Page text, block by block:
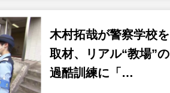
木村拓哉が警察学校を
取材、リアル“教場”の
過酷訓練に「…